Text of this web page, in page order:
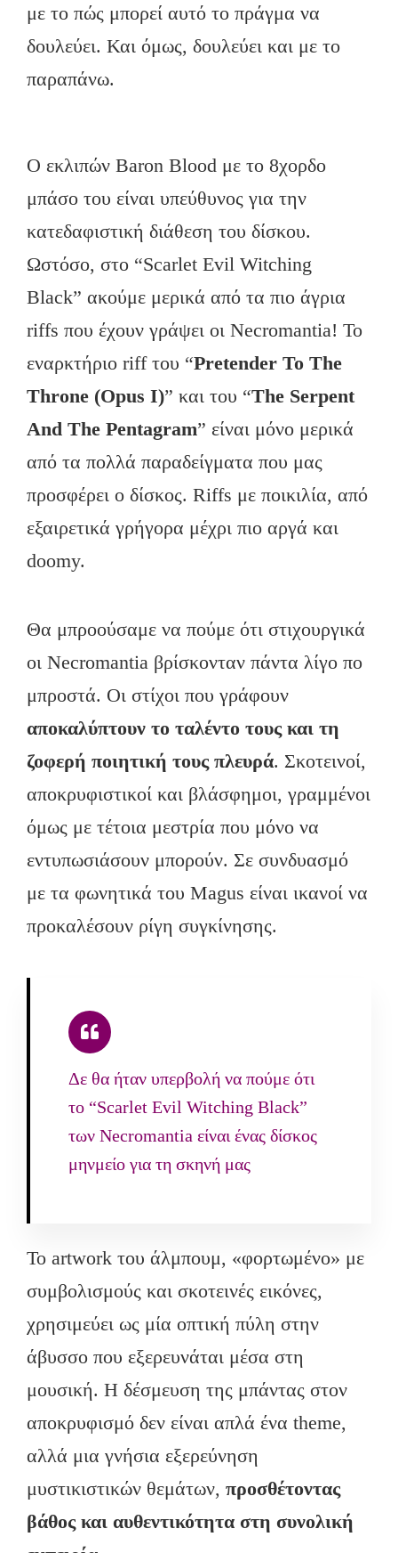
με το πώς μπορεί αυτό το πράγμα να
δουλεύει. Και όμως, δουλεύει και με το
παραπάνω.
Ο εκλιπών Baron Blood με το 8χορδο
μπάσο του είναι υπεύθυνος για την
κατεδαφιστική διάθεση του δίσκου.
Ωστόσο, στο “Scarlet Evil Witching
Black” ακούμε μερικά από τα πιο άγρια
riffs που έχουν γράψει οι Necromantia! To
εναρκτήριo riff του “Pretender To The
Throne (Opus I)” και του “The Serpent
And The Pentagram” είναι μόνο μερικά
από τα πολλά παραδείγματα που μας
προσφέρει ο δίσκος. Riffs με ποικιλία, από
εξαιρετικά γρήγορα μέχρι πιο αργά και
doomy.
Θα μπροούσαμε να πούμε ότι στιχουργικά
οι Necromantia βρίσκονταν πάντα λίγο πο
μπροστά. Οι στίχοι που γράφουν
αποκαλύπτουν το ταλέντο τους και τη
ζοφερή ποιητική τους πλευρά. Σκοτεινοί,
αποκρυφιστικοί και βλάσφημοι, γραμμένοι
όμως με τέτοια μεστρία που μόνο να
εντυπωσιάσουν μπορούν. Σε συνδυασμό
με τα φωνητικά του Magus είναι ικανοί να
προκαλέσουν ρίγη συγκίνησης.
Δε θα ήταν υπερβολή να πούμε ότι
το “Scarlet Evil Witching Black”
των Necromantia είναι ένας δίσκος
μηνμείο για τη σκηνή μας
Το artwork του άλμπουμ, «φορτωμένο» με
συμβολισμούς και σκοτεινές εικόνες,
χρησιμεύει ως μία οπτική πύλη στην
άβυσσο που εξερευνάται μέσα στη
μουσική. Η δέσμευση της μπάντας στον
αποκρυφισμό δεν είναι απλά ένα theme,
αλλά μια γνήσια εξερεύνηση
μυστικιστικών θεμάτων, προσθέτοντας
βάθος και αυθεντικότητα στη συνολική